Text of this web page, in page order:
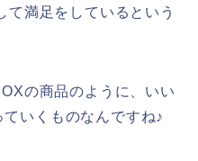
満足をしているという
の商品のように、いい
いくものなんですね♪